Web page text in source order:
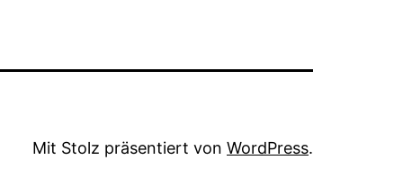
Mit Stolz präsentiert von WordPress.